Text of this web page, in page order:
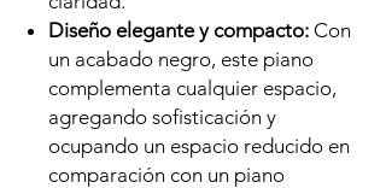
Diseño elegante y compacto: Con
un acabado negro, este piano
complementa cualquier espacio,
agregando sofisticación y
ocupando un espacio reducido en
comparación con un piano